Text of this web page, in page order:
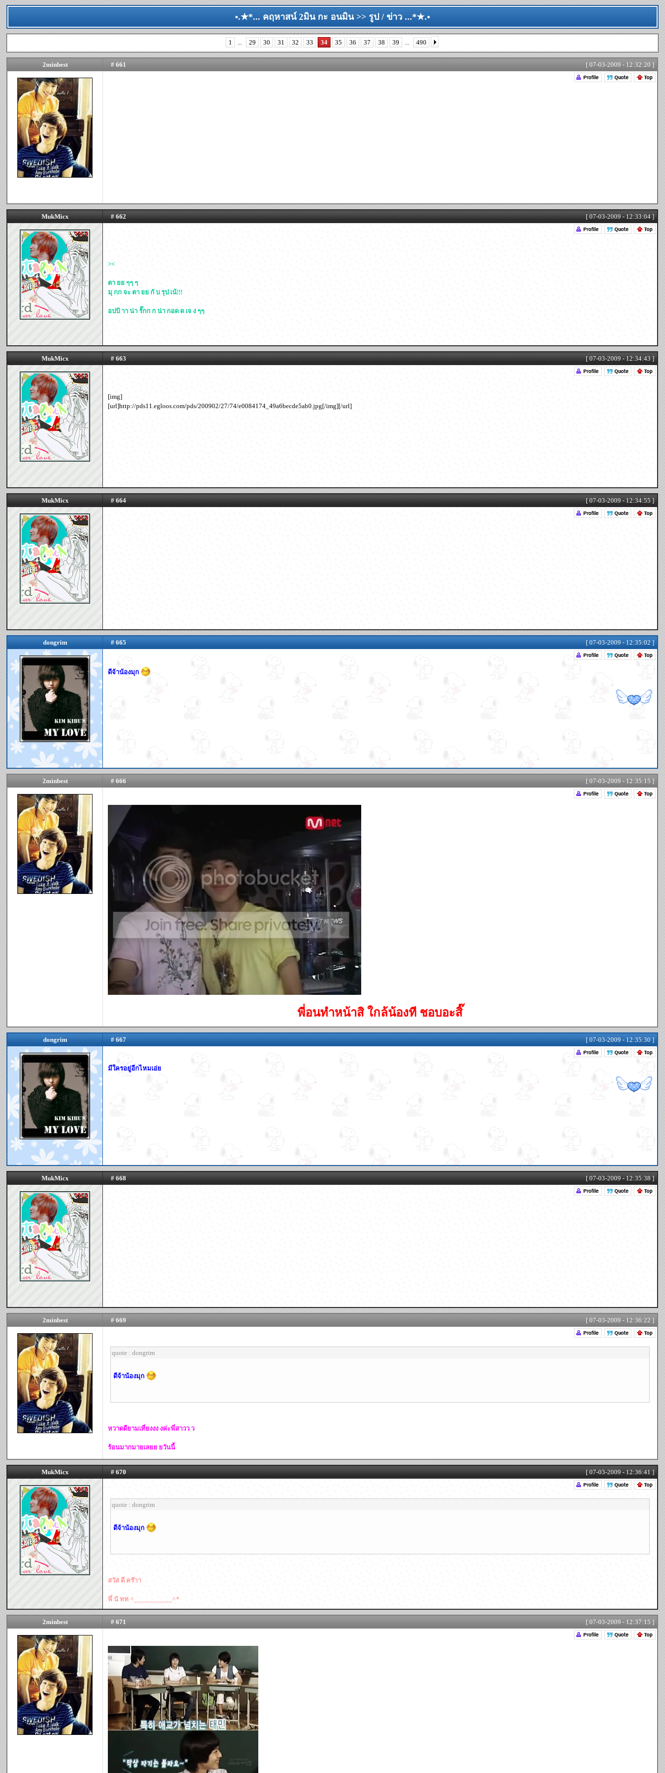
•.★*... คฤหาสน์ 2มิน กะ อนมิน >> รูป / ข่าว ...*★.•
1 29 30 31 32 33 34 35 36 37 38 39 490
2minbest # 661 [ 07-03-2009 - 12:32:20 ]
MukMicx # 662 [ 07-03-2009 - 12:33:04 ]
><
ตา ยย ๆๆ ๆ
มุ กก จะ ตา ยย กั บ รุป เน้!!!
อปป้ าา น่า รั๊กก ก น่า กอด ด เจ ง ๆๆ
MukMicx # 663 [ 07-03-2009 - 12:34:43 ]
[img]
[url]http://pds11.egloos.com/pds/200902/27/74/e0084174_49a6becde5ab0.jpg[/img][/url]
MukMicx # 664 [ 07-03-2009 - 12:34:55 ]
dongrim # 665 [ 07-03-2009 - 12:35:02 ]
ดีจ้าน้องมุก
2minbest # 666 [ 07-03-2009 - 12:35:15 ]
พี่อนทำหน้าสิ ใกล้น้องที ชอบอะสิ๊
dongrim # 667 [ 07-03-2009 - 12:35:30 ]
มีใครอยู่อีกไหมเอ่ย
MukMicx # 668 [ 07-03-2009 - 12:35:38 ]
2minbest # 669 [ 07-03-2009 - 12:36:22 ]
quote : dongrim
ดีจ้าน้องมุก
หวาดดียามเที่ยงงง งค่ะพี่สาวว ว
ร้อนมากมายเลยย ยวันนี้
MukMicx # 670 [ 07-03-2009 - 12:36:41 ]
quote : dongrim
ดีจ้าน้องมุก
สวัส ดี คร๊าา
พี่ นั ทท ^___________^*
2minbest # 671 [ 07-03-2009 - 12:37:15 ]